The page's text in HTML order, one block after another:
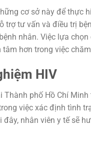
cơ sở này để thực
trợ tư vấn và điều trị
nhân. Việc lựa
hơn trong việc
HIV
Thành phố Hồ Chí
việc xác định tình
nhân viên y tế sẽ